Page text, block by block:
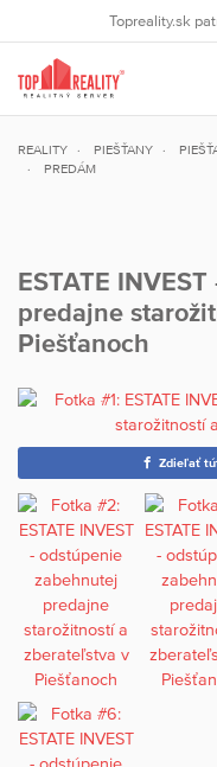
Topreality.sk
REALITY PIEŠŤANY
PREDÁM
ESTATE
predajne
Piešťanoch
Zdieľať